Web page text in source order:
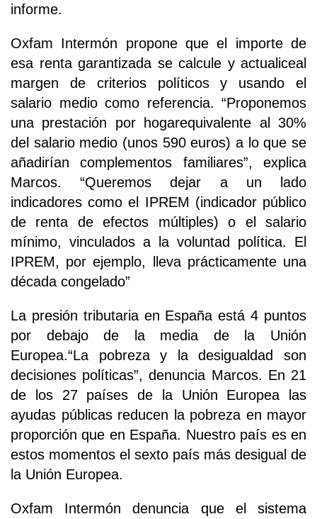
informe.
Oxfam Intermón propone que el importe de
esa renta garantizada se calcule y actualiceal
margen de criterios políticos y usando el
salario medio como referencia. “Proponemos
una prestación por hogarequivalente al 30%
del salario medio (unos 590 euros) a lo que se
añadirían complementos familiares”, explica
Marcos. “Queremos dejar a un lado
indicadores como el IPREM (indicador público
de renta de efectos múltiples) o el salario
mínimo, vinculados a la voluntad política. El
IPREM, por ejemplo, lleva prácticamente una
década congelado”
La presión tributaria en España está 4 puntos
por debajo de la media de la Unión
Europea.“La pobreza y la desigualdad son
decisiones políticas”, denuncia Marcos. En 21
de los 27 países de la Unión Europea las
ayudas públicas reducen la pobreza en mayor
proporción que en España. Nuestro país es en
estos momentos el sexto país más desigual de
la Unión Europea.
Oxfam Intermón denuncia que el sistema